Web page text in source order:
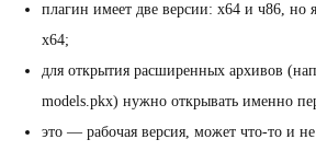
плагин имеет две версии: x64 и ч86, но
x64;
для открытия расширенных архивов
models.pkx) нужно открывать именно
это — рабочая версия, может что-то и